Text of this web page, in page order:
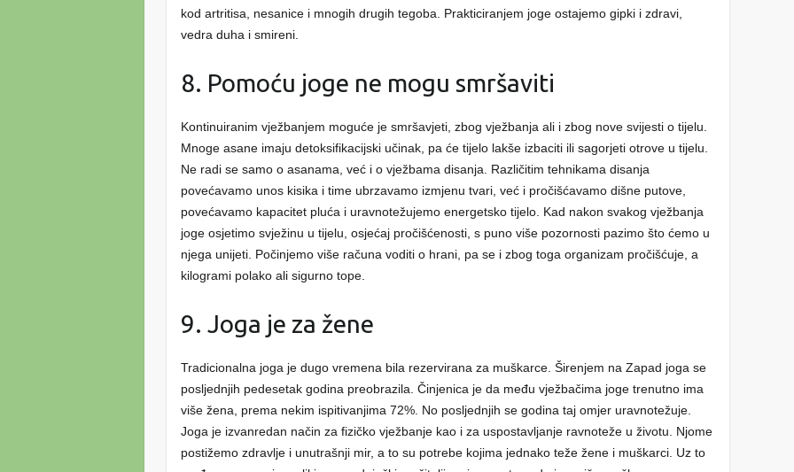
kod artritisa, nesanice i mnogih drugih tegoba. Prakticiranjem joge ostajemo gipki i zdravi,
vedra duha i smireni.
8. Pomoću joge ne mogu smršaviti
Kontinuiranim vježbanjem moguće je smršavjeti, zbog vježbanja ali i zbog nove svijesti o tijelu.
Mnoge asane imaju detoksifikacijski učinak, pa će tijelo lakše izbaciti ili sagorjeti otrove u tijelu.
Ne radi se samo o asanama, već i o vježbama disanja. Različitim tehnikama disanja
povećavamo unos kisika i time ubrzavamo izmjenu tvari, već i pročišćavamo dišne putove,
povećavamo kapacitet pluća i uravnotežujemo energetsko tijelo. Kad nakon svakog vježbanja
joge osjetimo svježinu u tijelu, osjećaj pročišćenosti, s puno više pozornosti pazimo što ćemo u
njega unijeti. Počinjemo više računa voditi o hrani, pa se i zbog toga organizam pročišćuje, a
kilogrami polako ali sigurno tope.
9. Joga je za žene
Tradicionalna joga je dugo vremena bila rezervirana za muškarce. Širenjem na Zapad joga se
posljednjih pedesetak godina preobrazila. Činjenica je da među vježbačima joge trenutno ima
više žena, prema nekim ispitivanjima 72%. No posljednjih se godina taj omjer uravnotežuje.
Joga je izvanredan način za fizičko vježbanje kao i za uspostavljanje ravnoteže u životu. Njome
postižemo zdravlje i unutrašnji mir, a to su potrebe kojima jednako teže žene i muškarci. Uz to